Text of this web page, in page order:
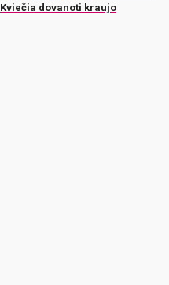
Kviečia dovanoti kraujo